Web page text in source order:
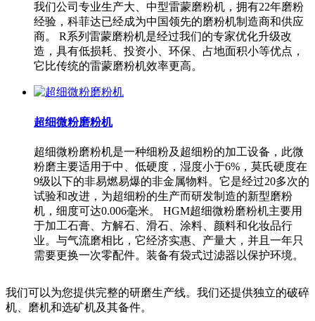
我们公司专业生产大、中型雷蒙磨粉机，拥有22年磨粉
经验，科菲达已经成为中国领先的磨粉机制造商和供应
商。 R系列雷蒙磨粉机是经过我们的专家优化升级改
造，具有低损耗、投资小、环保、占地面积小等优点，
它比传统的雷蒙磨粉机效率更高。
超细微粉磨粉机
超细微粉磨粉机是一种细粉及超细粉的加工设备，此微
粉磨主要适用于中、低硬度，湿度小于6%，莫氏硬度在
9级以下的非易燃易爆的非金属物料。它是经过20多次的
试验和改进，为超细粉的生产而研发制造的新型磨粉
机，细度可达0.006毫米。 HGM超细微粉磨粉机主要用
于加工石膏、方解石、滑石、涂料、颜料和化妆品行
业。与气流磨相比，它经济实惠、产量大，并且一年只
需要更换一次零配件。装备有袋式过滤器以保护环境。
我们可以为您提供完整的研磨生产线。我们还提供独立的破碎
机、磨机和选矿机及其备件。